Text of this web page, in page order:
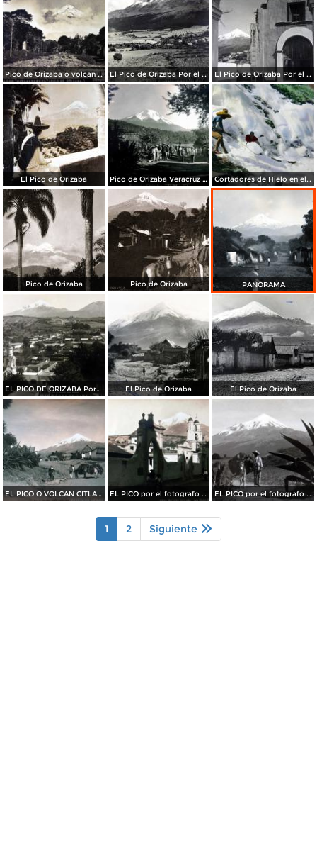
Pico de Orizaba o volcan CITLALTEPETL ( 26 de Marzo de 1907 ) El Pico de Orizaba Por el fotografo Hugo Brehme. El Pico de Orizaba Por el fotografo Hugo Brehme.
El Pico de Orizaba Pico de Orizaba Veracruz Mexico Cortadores de Hielo en el Pico de Orizaba (Volcan Citlaltepetl) Veracruz
Pico de Orizaba Pico de Orizaba PANORAMA
EL PICO DE ORIZABA Por el fotografo Hugo Brehme El Pico de Orizaba El Pico de Orizaba
EL PICO O VOLCAN CITLALTEPETL Por el fotografo HUGO BREHME EL PICO por el fotografo HUGO BREHME EL PICO por el fotografo HUGO BREHME
1 2 Siguiente